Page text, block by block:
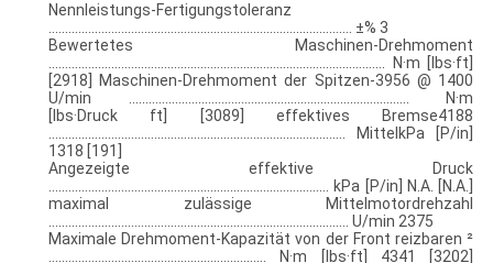
Nennleistungs-Fertigungstoleranz
............................................................................................ ±% 3
Bewertetes Maschinen-Drehmoment
...................................................................................................... N·m [lbs·ft]
[2918] Maschinen-Drehmoment der Spitzen-3956 @ 1400
U/min ..................................................................................... N·m
[lbs·Druck ft] [3089] effektives Bremse4188
.......................................................................................... MittelkPa [P/in]
1318 [191]
Angezeigte effektive Druck
..................................................................................... kPa [P/in] N.A. [N.A.]
maximal zulässige Mittelmotordrehzahl
........................................................................................... U/min 2375
Maximale Drehmoment-Kapazität von der Front reizbaren ²
.................................................................. N·m [lbs·ft] 4341 [3202]